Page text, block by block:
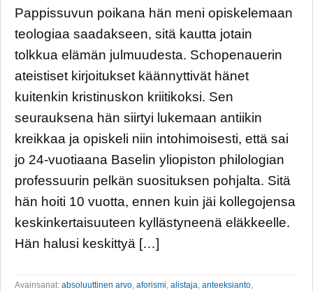
Pappissuvun poikana hän meni opiskelemaan
teologiaa saadakseen, sitä kautta jotain
tolkkua elämän julmuudesta. Schopenauerin
ateistiset kirjoitukset käännyttivät hänet
kuitenkin kristinuskon kriitikoksi. Sen
seurauksena hän siirtyi lukemaan antiikin
kreikkaa ja opiskeli niin intohimoisesti, että sai
jo 24-vuotiaana Baselin yliopiston philologian
professuurin pelkän suosituksen pohjalta. Sitä
hän hoiti 10 vuotta, ennen kuin jäi kollegojensa
keskinkertaisuuteen kyllästyneenä eläkkeelle.
Hän halusi keskittyä […]
Avainsanat: absoluuttinen arvo aforismi alistaja anteeksianto